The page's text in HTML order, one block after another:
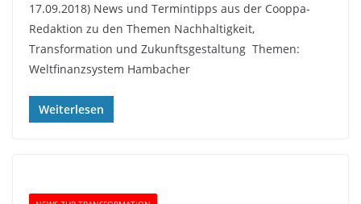
17.09.2018) News und Termintipps aus der Cooppa-
Redaktion zu den Themen Nachhaltigkeit,
Transformation und Zukunftsgestaltung Themen:
Weltfinanzsystem Hambacher
Weiterlesen